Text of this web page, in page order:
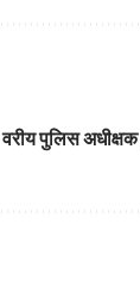
वरीय पुलिस